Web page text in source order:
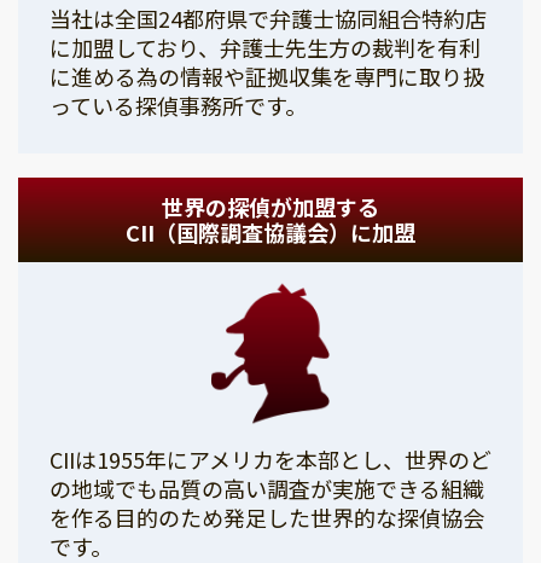
当社は全国24都府県で弁護士協同組合特約店
に加盟しており、弁護士先生方の裁判を有利
に進める為の情報や証拠収集を専門に取り扱
っている探偵事務所です。
世界の探偵が加盟する
CII（国際調査協議会）に加盟
CIIは1955年にアメリカを本部とし、世界のど
の地域でも品質の高い調査が実施できる組織
を作る目的のため発足した世界的な探偵協会
です。